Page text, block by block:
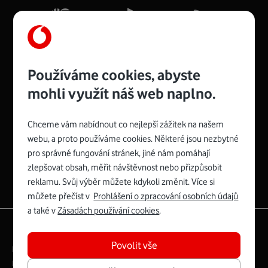
Více o COMPAL CH7465VF
Zyxel VMG8623-T50B:
Rozměry modemu jsou 16 x 22 x 7,5 cm (včetně stojánku)
a nabízí 4 gigabitové LAN porty a bezdrátové připojení Wi-
Fi ve verzích 802.11 b/g/n/ac pro frekvenci 2,4 GHz a
Mb/s.
Více o Zyxel VMG8623-T50B
Spojte se s Vodafonem
Právní­ podmí­nky
Ochrana soukromí­
Digitální odpovědnost
Používáme cookies, abyste
mohli využít náš web naplno.
Chceme vám nabídnout co nejlepší zážitek na našem
webu, a proto používáme cookies. Některé jsou nezbytné
pro správné fungování stránek, jiné nám pomáhají
zlepšovat obsah, měřit návštěvnost nebo přizpůsobit
reklamu. Svůj výběr můžete kdykoli změnit. Více si
můžete přečíst v Prohlášení o zpracování osobních údajů
a také vZásadách používání cookies.
Povolit vše